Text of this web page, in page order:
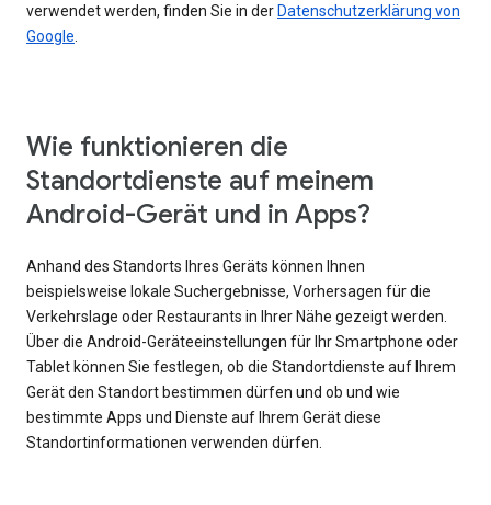
verwendet werden, finden Sie in der Datenschutzerklärung von
Google
Wie funktionieren die
Standortdienste auf meinem
Android-Gerät und in Apps?
Anhand des Standorts Ihres Geräts können Ihnen
beispielsweise lokale Suchergebnisse, Vorhersagen für die
Verkehrslage oder Restaurants in Ihrer Nähe gezeigt werden.
Über die Android-Geräteeinstellungen für Ihr Smartphone oder
Tablet können Sie festlegen, ob die Standortdienste auf Ihrem
Gerät den Standort bestimmen dürfen und ob und wie
bestimmte Apps und Dienste auf Ihrem Gerät diese
Standortinformationen verwenden dürfen.